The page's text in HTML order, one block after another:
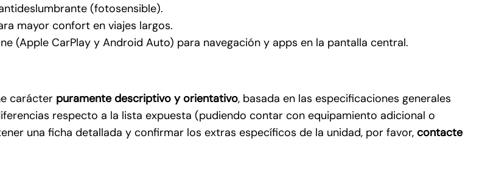
de Datos:
S.L.U (+Info)
de información, entre otros (+Info)
su derecho de acceso, rectificación, supresión y otros, tal como
VER CONDICIONES Y CONTINUAR *
(fotosensible).
mayor confort en viajes largos.
(Apple CarPlay y Android Auto) para navegación y apps en la pantalla central.
carácter puramente descriptivo y orientativo, basada en las especificaciones generales
respecto a la lista expuesta (pudiendo contar con equipamiento adicional o
una ficha detallada y confirmar los extras específicos de la unidad, por favor, contacte